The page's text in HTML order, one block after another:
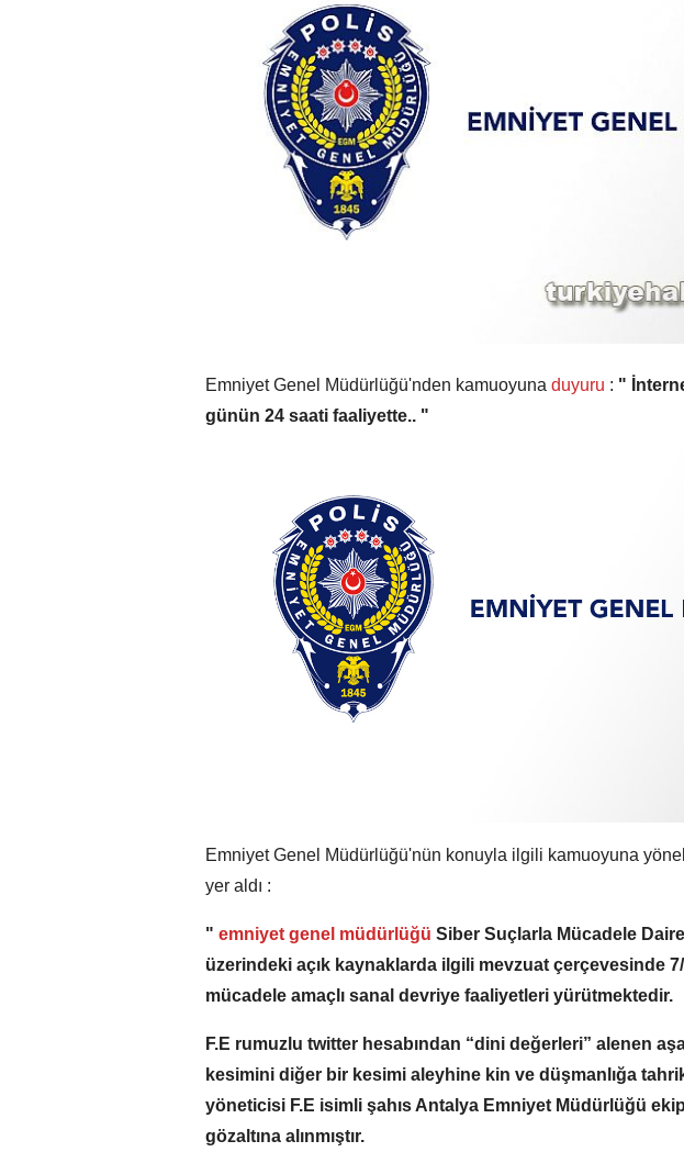
Emniyet Genel Müdürlüğü'nden kamuoyuna duyuru : "
günün 24 saati faaliyette.. "
Emniyet Genel Müdürlüğü'nün konuyla ilgili kamuoyuna
yer aldı :
" emniyet genel müdürlüğü Siber Suçlarla Mücadele
üzerindeki açık kaynaklarda ilgili mevzuat çerçevesinde
mücadele amaçlı sanal devriye faaliyetleri yürütmektedir.
F.E rumuzlu twitter hesabından “dini değerleri” alenen
kesimini diğer bir kesimi aleyhine kin ve düşmanlığa
yöneticisi F.E isimli şahıs Antalya Emniyet Müdürlüğü
gözaltına alınmıştır.